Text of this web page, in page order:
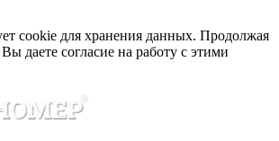
cookie для хранения данных. Продолжая
даете согласие на работу с этими